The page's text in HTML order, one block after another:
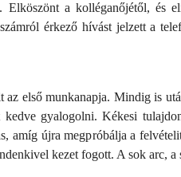
a kolléganőjétől, és
érkező hívást jelzett a
első munkanapja. Mindig is
gyalogolni. Kékesi
amíg újra megpróbálja a
kezet fogott. A sok arc, a